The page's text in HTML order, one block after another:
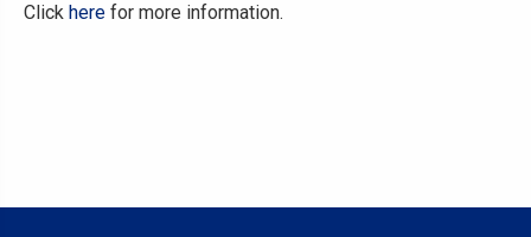
Click here for more information.